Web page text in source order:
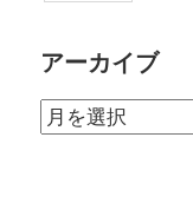
アーカイブ
ア